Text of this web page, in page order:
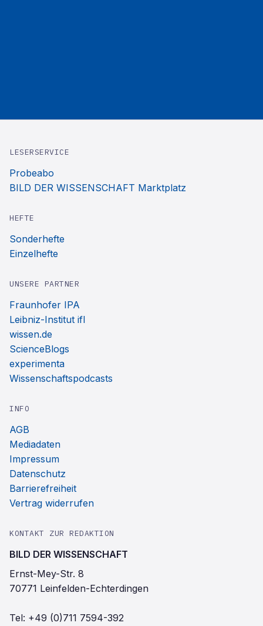
LESERSERVICE
Probeabo
BILD DER WISSENSCHAFT Marktplatz
HEFTE
Sonderhefte
Einzelhefte
UNSERE PARTNER
Fraunhofer IPA
Leibniz-Institut ifl
wissen.de
ScienceBlogs
experimenta
Wissenschaftspodcasts
INFO
AGB
Mediadaten
Impressum
Datenschutz
Barrierefreiheit
Vertrag widerrufen
KONTAKT ZUR REDAKTION
BILD DER WISSENSCHAFT
Ernst-Mey-Str. 8
70771 Leinfelden-Echterdingen
Tel: +49 (0)711 7594-392